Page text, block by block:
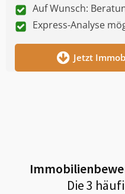
Auf Wunsch:
Express-Analyse
Jetzt
Die 3